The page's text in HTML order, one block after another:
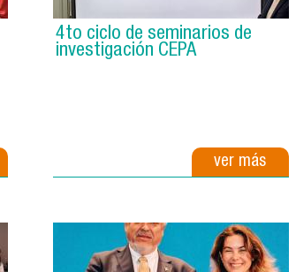
4to ciclo de seminarios de
investigación CEPA
ver más